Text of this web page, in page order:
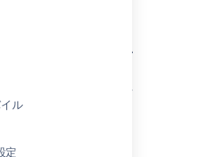
ル
定
8.9
ーション
マンスを